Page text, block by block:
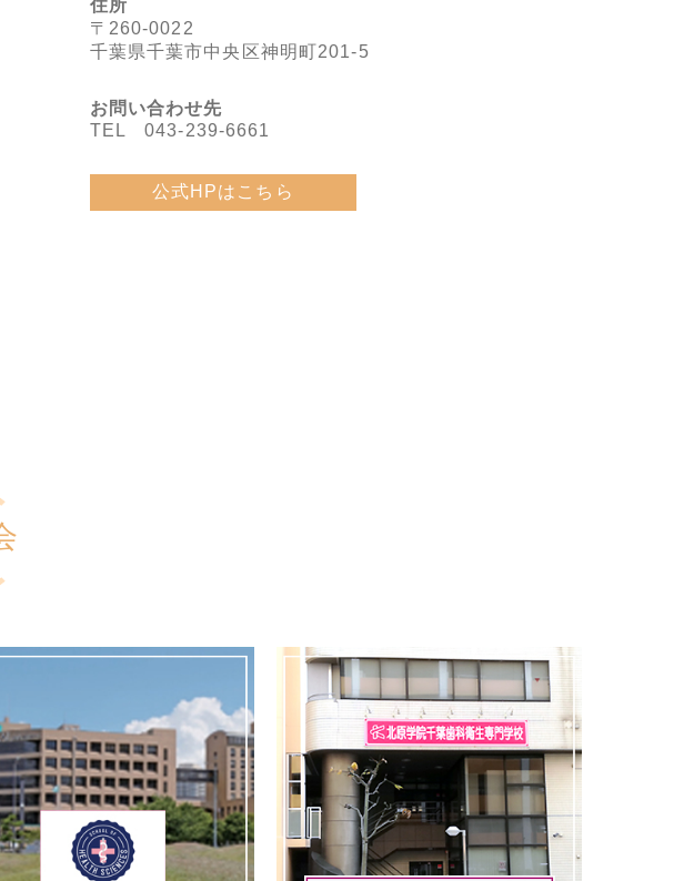
住所
〒260-0022
千葉県千葉市中央区神明町201-5
お問い合わせ先
TEL 043-239-6661
公式HPはこちら